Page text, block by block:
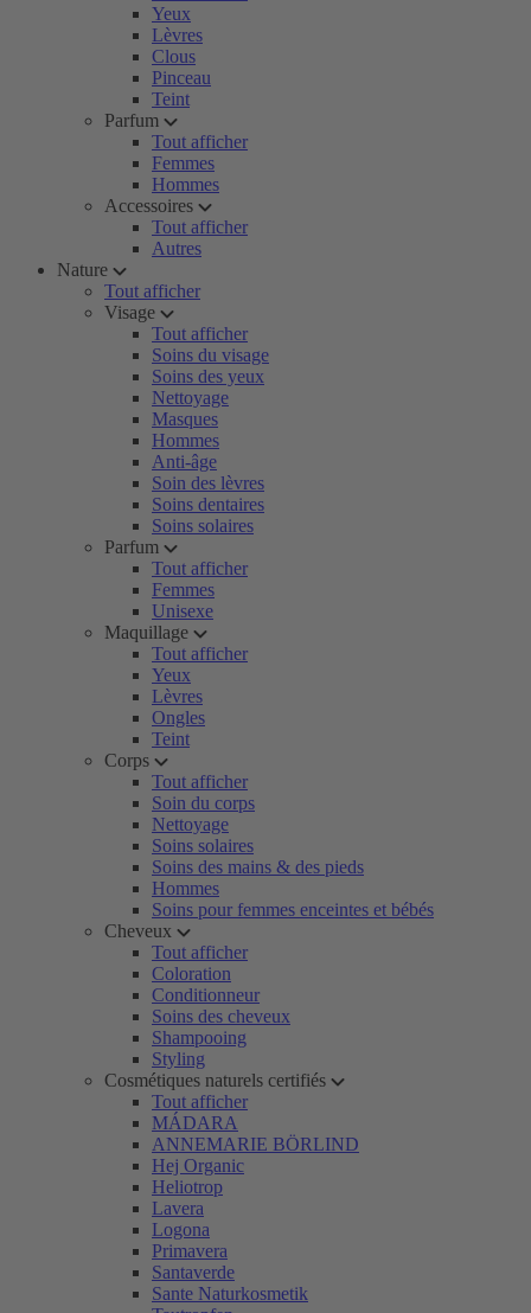
Yeux
Lèvres
Clous
Pinceau
Teint
Parfum
Tout afficher
Femmes
Hommes
Accessoires
Tout afficher
Autres
Nature
Tout afficher
Visage
Tout afficher
Soins du visage
Soins des yeux
Nettoyage
Masques
Hommes
Anti-âge
Soin des lèvres
Soins dentaires
Soins solaires
Parfum
Tout afficher
Femmes
Unisexe
Maquillage
Tout afficher
Yeux
Lèvres
Ongles
Teint
Corps
Tout afficher
Soin du corps
Nettoyage
Soins solaires
Soins des mains & des pieds
Hommes
Soins pour femmes enceintes et bébés
Cheveux
Tout afficher
Coloration
Conditionneur
Soins des cheveux
Shampooing
Styling
Cosmétiques naturels certifiés
Tout afficher
MÁDARA
ANNEMARIE BÖRLIND
Hej Organic
Heliotrop
Lavera
Logona
Primavera
Santaverde
Sante Naturkosmetik